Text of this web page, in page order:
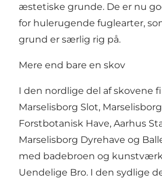
æstetiske grunde. De er nu
for hulerugende fuglearter,
grund er særlig rig på.
Mere end bare en skov
I den nordlige del af skovene
Marselisborg Slot,
Forstbotanisk Have, Aarhus
Marselisborg Dyrehave og
med badebroen og
Uendelige Bro. I den sydlige